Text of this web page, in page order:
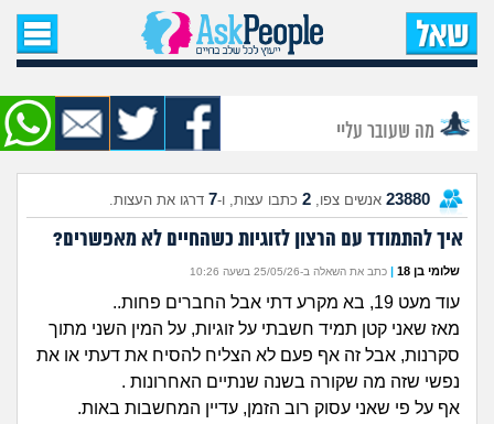
עמוד הבית
שאל שאלה
שאלות חדשות
שאלות שעוררו עניין
עצות חדשות
מה קורה כאן?
מתחם הטיפים
מה שעובר עליי
23880 אנשים צפו, 2 כתבו עצות, ו-7 דרגו את העצות.
איך להתמודד עם הרצון לזוגיות כשהחיים לא מאפשרים?
שלומי בן 18 | כתב את השאלה ב-25/05/26 בשעה 10:26
עוד מעט 19, בא מקרע דתי אבל החברים פחות..
מאז שאני קטן תמיד חשבתי על זוגיות, על המין השני מתוך
סקרנות, אבל זה אף פעם לא הצליח להסיח את דעתי או את
נפשי שזה מה שקורה בשנה שנתיים האחרונות .
אף על פי שאני עסוק רוב הזמן, עדיין המחשבות באות.